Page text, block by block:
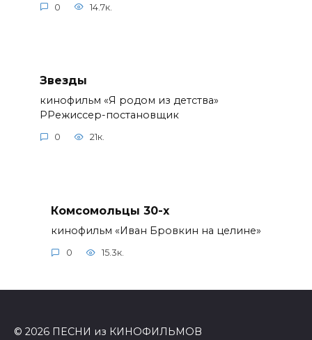
0 14.7к.
Звезды
кинофильм «Я родом из детства»
РРежиссер-постановщик
0 21к.
Комсомольцы 30-x
кинофильм «Иван Бровкин на целине»
0 15.3к.
© 2026 ПЕСНИ из КИНОФИЛЬМОВ